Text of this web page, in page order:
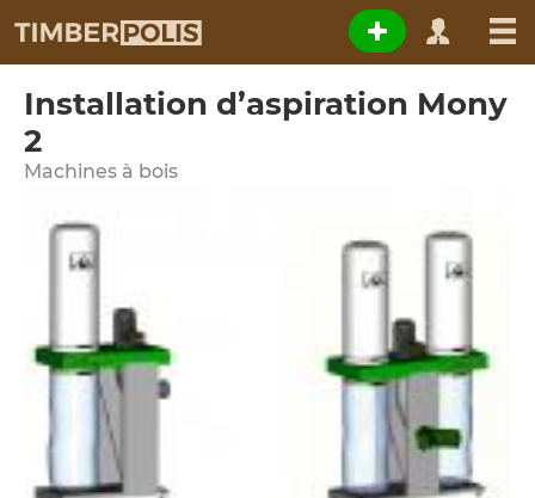
Installation d’aspiration Mony
2
Machines à bois